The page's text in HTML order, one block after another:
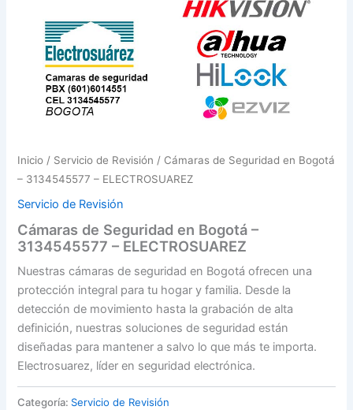
Inicio / Servicio de Revisión / Cámaras de Seguridad en Bogotá
– 3134545577 – ELECTROSUAREZ
Servicio de Revisión
Cámaras de Seguridad en Bogotá –
3134545577 – ELECTROSUAREZ
Nuestras cámaras de seguridad en Bogotá ofrecen una
protección integral para tu hogar y familia. Desde la
detección de movimiento hasta la grabación de alta
definición, nuestras soluciones de seguridad están
diseñadas para mantener a salvo lo que más te importa.
Electrosuarez, líder en seguridad electrónica.
Categoría: Servicio de Revisión